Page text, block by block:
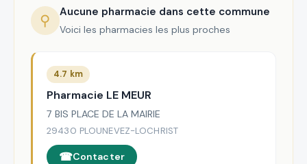
⚲ Aucune pharmacie dans cette commune
Voici les pharmacies les plus proches
4.7 km
Pharmacie LE MEUR
7 BIS PLACE DE LA MAIRIE
29430 PLOUNEVEZ-LOCHRIST
Contacter